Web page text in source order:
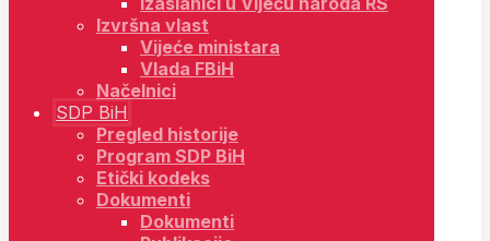
Izvršna vlast
Vijeće ministara
Vlada FBiH
Načelnici
SDP BiH
Pregled historije
Program SDP BiH
Etički kodeks
Dokumenti
Dokumenti